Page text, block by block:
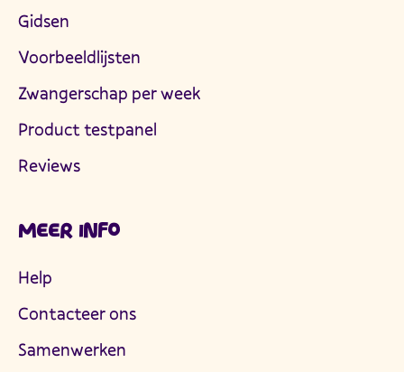
Gidsen
Voorbeeldlijsten
Zwangerschap per week
Product testpanel
Reviews
MEER INFO
Help
Contacteer ons
Samenwerken